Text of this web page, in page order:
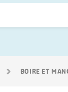
BOIRE ET